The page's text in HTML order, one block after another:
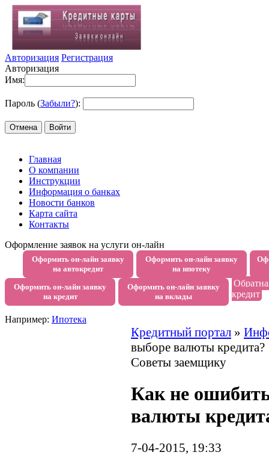
Авторизация Регистрация
Авторизация
Имя:
Пароль (Забыли?):
Войти
Главная
О компании
Инструкции
Информация о банках
Новости банков
Карта сайта
Контакты
Оформление заявок на услуги он-лайн
Оформить он-лайн заявку
на автокредит
Оформить он-лайн заявку
на ипотеку
Оформить он-лайн заявку
на кредит
Оформить он-лайн заявку
на вклады
кредит
Например: Ипотека
Кредитный портал »
выборе валюты кредита?
Советы заемщику
Как не
валюты
7-04-2015, 19:33